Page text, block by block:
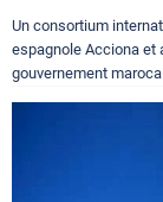
Un consortium
espagnole Acciona et
gouvernement